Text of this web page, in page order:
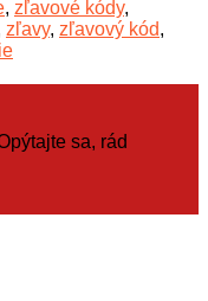
, zľavové kódy,
zľavy, zľavový kód,
sa, rád